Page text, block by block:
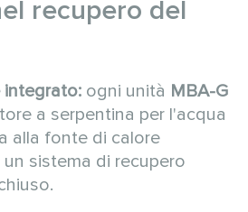
recupero del
integrato: ogni unità MBA-G
a serpentina per l'acqua
alla fonte di calore
sistema di recupero